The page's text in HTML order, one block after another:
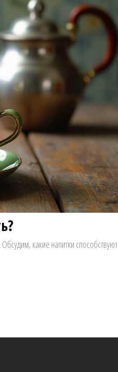
какие напитки способствуют